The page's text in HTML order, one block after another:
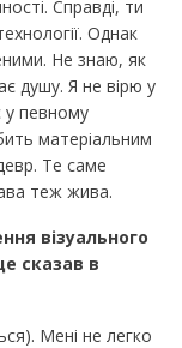
Справді, ти
Однак
Не знаю, як
душу. Я не вірю у
у певному
матеріальним
Те саме
теж жива.
візуального
сказав в
Мені не легко